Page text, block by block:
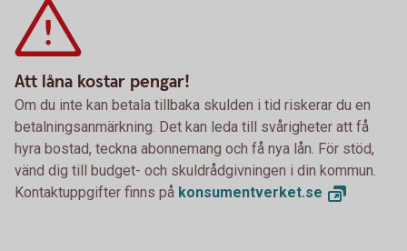
Att låna kostar pengar!
Om du inte kan betala tillbaka skulden i tid riskerar du en
betalningsanmärkning. Det kan leda till svårigheter att få
hyra bostad, teckna abonnemang och få nya lån. För stöd,
vänd dig till budget- och skuldrådgivningen i din kommun.
Kontaktuppgifter finns på konsumentverket.se